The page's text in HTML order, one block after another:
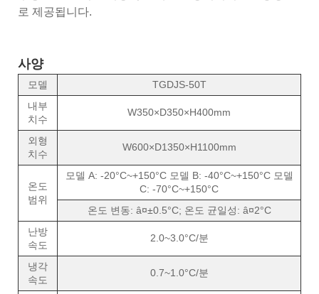
로 제공됩니다.
사양
모델
TGDJS-50T
내부
치수
W350×D350×H400mm
외형
치수
W600×D1350×H1100mm
온도
범위
모델 A: -20°C~+150°C 모델 B: -40°C~+150°C 모델
C: -70°C~+150°C
온도 변동: â¤±0.5°C; 온도 균일성: â¤2°C
난방
속도
2.0~3.0°C/분
냉각
속도
0.7~1.0°C/분